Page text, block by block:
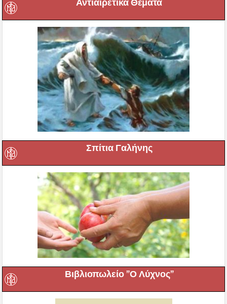
Αντιαιρετικά Θέματα
Σπίτια Γαλήνης
Βιβλιοπωλείο ”Ο Λύχνος”